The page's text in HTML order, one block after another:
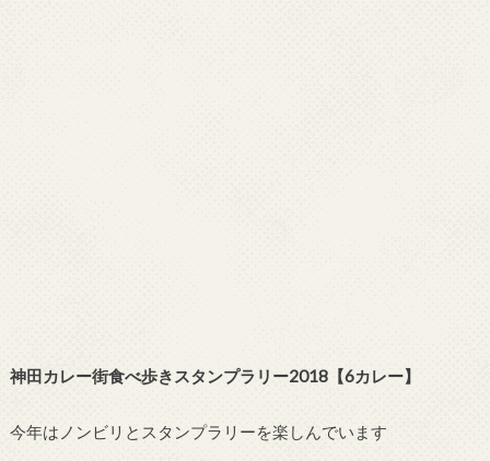
神田カレー街食べ歩きスタンプラリー2018【6カレー】
今年はノンビリとスタンプラリーを楽しんでいます